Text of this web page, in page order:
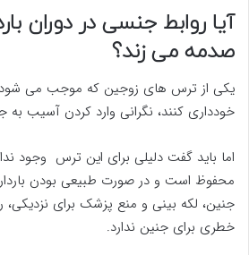
آیا روابط جنسی در دوران
صدمه می زند؟
یکی از ترس های زوجین که موجب می شود
خودداری کنند، نگرانی وارد کردن آسیب
اما باید گفت دلیلی برای این ترس وجود
محفوظ است و در صورت طبیعی بودن
جنین، لکه بینی و منع پزشک برای
خطری برای جنین ندارد.